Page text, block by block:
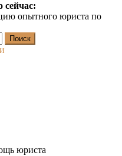
сейчас:
опытного юриста по
юриста